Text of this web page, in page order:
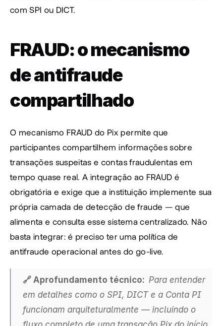
com SPI ou DICT.
FRAUD: o mecanismo
de antifraude
compartilhado
O mecanismo FRAUD do Pix permite que
participantes compartilhem informações sobre
transações suspeitas e contas fraudulentas em
tempo quase real. A integração ao FRAUD é
obrigatória e exige que a instituição implemente sua
própria camada de detecção de fraude — que
alimenta e consulta esse sistema centralizado. Não
basta integrar: é preciso ter uma política de
antifraude operacional antes do go-live.
🔗 Aprofundamento técnico: Para entender
em detalhes como o SPI, DICT e a Conta PI
funcionam arquiteturalmente — incluindo o